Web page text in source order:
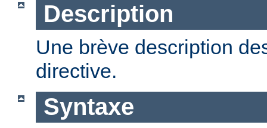
Description
Une brève description
directive.
Syntaxe